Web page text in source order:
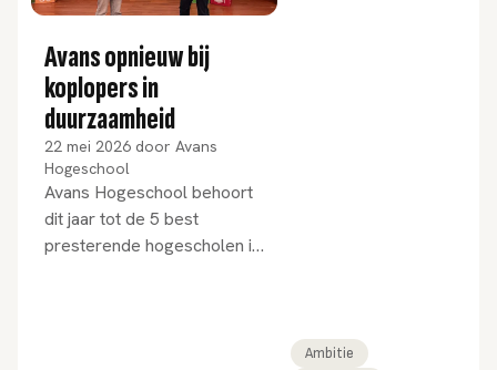
Ambitie
Avans opnieuw bij
koplopers in
duurzaamheid
22 mei 2026 door Avans
Hogeschool
Avans Hogeschool behoort
dit jaar tot de 5 best
presterende hogescholen in